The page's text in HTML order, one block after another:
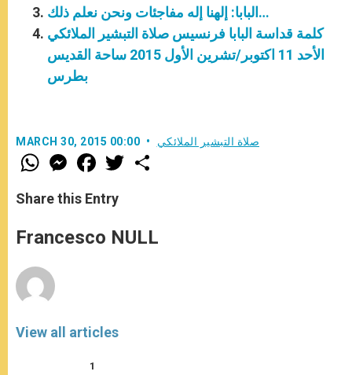
البابا: إلهنا إله مفاجئات ونحن نعلم ذلك…
كلمة قداسة البابا فرنسيس صلاة التبشير الملائكي
الأحد 11 اكتوبر/تشرين الأول 2015 ساحة القديس
بطرس
MARCH 30, 2015 00:00 صلاة التبشير الملائكي
W
h
t
s
p
p
M
e
s
e
g
e
F
a
e
b
o
k
w
r
Share this Entry
Francesco NULL
View all articles
1